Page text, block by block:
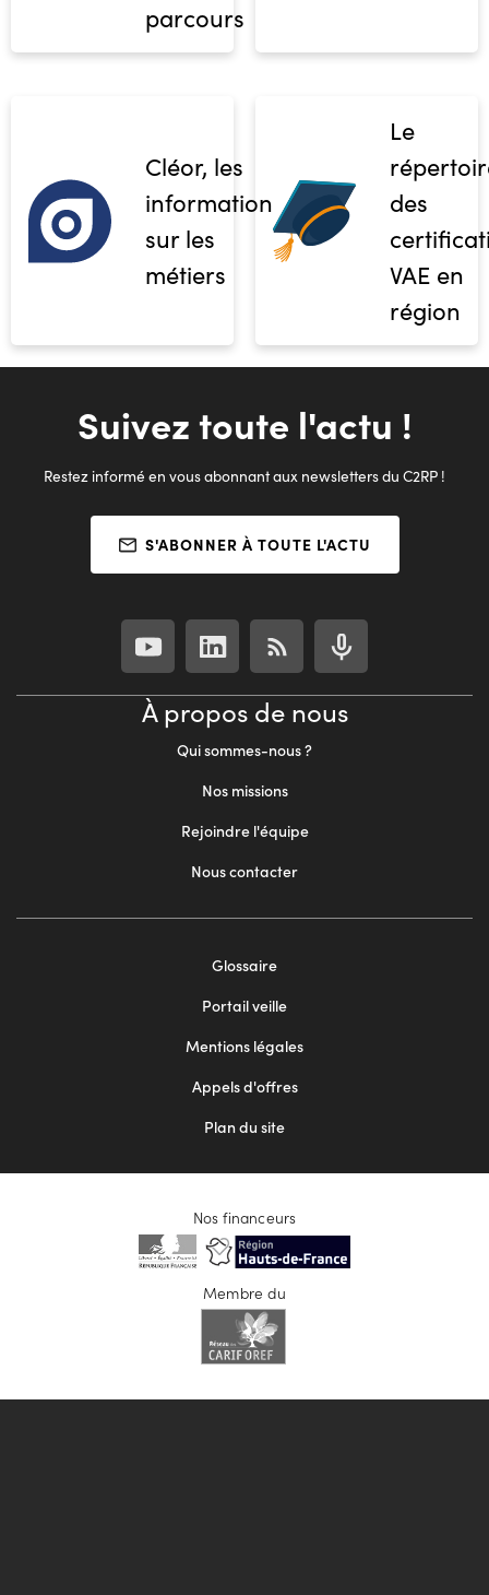
parcours
Cléor, les
informations
sur les
métiers
Le
des
VAE en
région
Suivez toute l'actu !
Restez informé en vous abonnant aux newsletters du C2RP !
S'ABONNER À TOUTE L'ACTU
À propos de nous
Qui sommes-nous ?
Nos missions
Rejoindre l'équipe
Nous contacter
Glossaire
Portail veille
Mentions légales
Appels d'offres
Plan du site
Nos financeurs
Membre du